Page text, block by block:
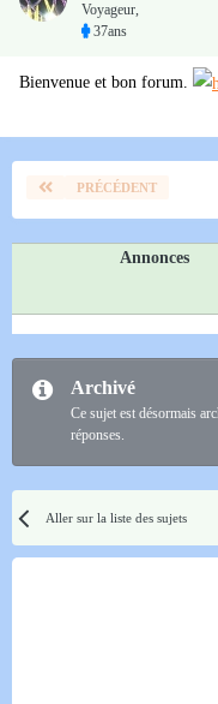
Voyageur,
37ans
Bienvenue et bon forum.
PRÉCÉDENT
Annonces
Archivé
Ce sujet est désormais
réponses.
Aller sur la liste des sujets